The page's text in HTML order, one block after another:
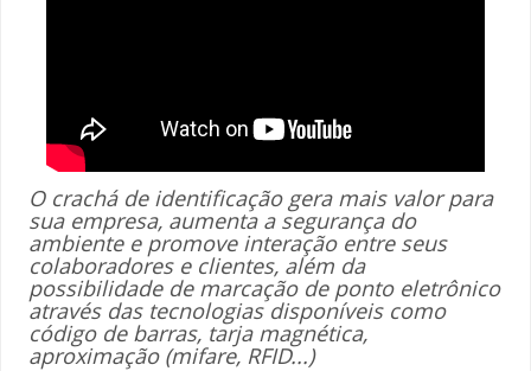
O crachá de identificação gera mais valor para
sua empresa, aumenta a segurança do
ambiente e promove interação entre seus
colaboradores e clientes, além da
possibilidade de marcação de ponto eletrônico
através das tecnologias disponíveis como
código de barras, tarja magnética,
aproximação (mifare, RFID...)